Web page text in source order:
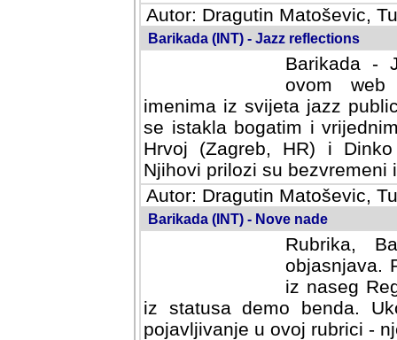
Autor: Dragutin Matoševic,
Barikada (INT) - Jazz reflections
Barikada -
ovom web
imenima iz svijeta jazz
se istakla bogatim i
Hrvoj (Zagreb, HR) i
Njihovi prilozi su bezvremeni
Autor: Dragutin Matoševic,
Barikada (INT) - Nove nade
Rubrika,
objasnjava.
iz naseg
iz statusa demo benda.
pojavljivanje u ovoj rubrici -